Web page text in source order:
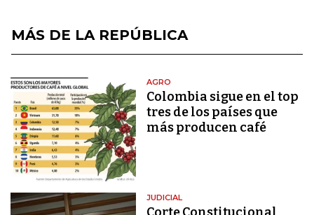
MÁS DE LA REPÚBLICA
AGRO
Colombia sigue en el top
tres de los países que
más producen café
JUDICIAL